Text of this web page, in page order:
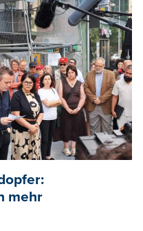
mehr